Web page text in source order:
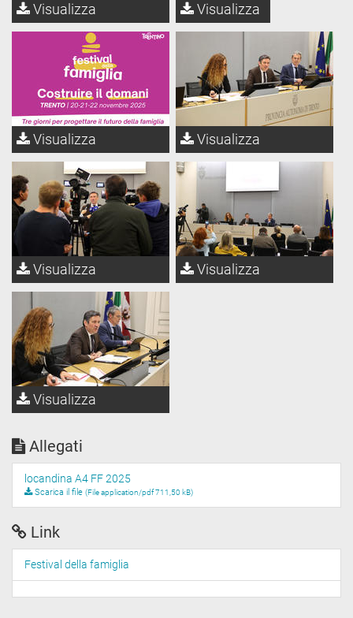
Visualizza Visualizza
Visualizza Visualizza
Visualizza Visualizza
Visualizza
Allegati
locandina A4 FF 2025
Scarica il file (File application/pdf 711,50 kB)
Link
Festival della famiglia